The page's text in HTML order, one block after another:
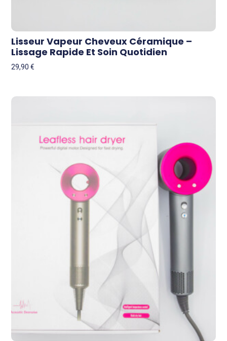
Lisseur Vapeur Cheveux Céramique –
Lissage Rapide Et Soin Quotidien
29,90€